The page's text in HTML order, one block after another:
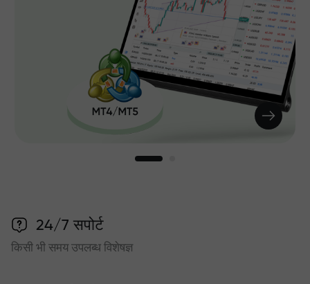
24/7 सपोर्ट
किसी भी समय उपलब्ध विशेषज्ञ